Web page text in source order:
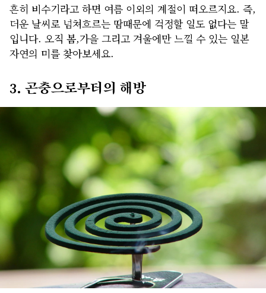
흔히 비수기라고 하면 여름 이외의 계절이 떠오르지요. 즉,
더운 날씨로 넘쳐흐르는 땀때문에 걱정할 일도 없다는 말
입니다. 오직 봄,가을 그리고 겨울에만 느낄 수 있는 일본
자연의 미를 찾아보세요.
3. 곤충으로부터의 해방